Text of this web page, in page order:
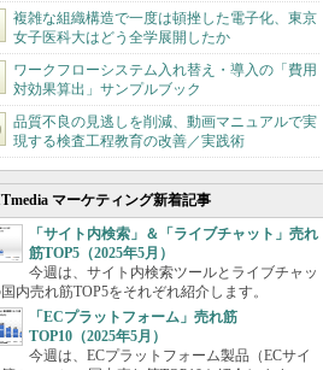
複雑な組織構造で一度は頓挫した電子化、東京
女子医科大はどう全学展開したか
ワークフローシステム入れ替え・導入の「費用
対効果算出」サンプルブック
品質不良の見逃しを削減、動画マニュアルで実
現する検査工程教育の改善／実践術
マーケティング新着記事
「サイト内検索」＆「ライブチャット」売れ
筋TOP5（2025年5月）
今週は、サイト内検索ツールとライブチャッ
内売れ筋TOP5をそれぞれ紹介します。
「ECプラットフォーム」売れ筋
TOP10（2025年5月）
今週は、ECプラットフォーム製品（ECサイ